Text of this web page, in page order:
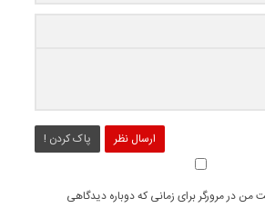
ارسال نظر پاک کردن !
من در مرورگر برای زمانی که دوباره دیدگاهی